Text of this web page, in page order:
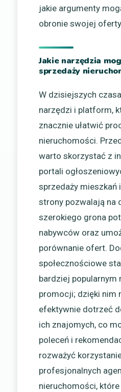
jakie argumenty
obronie swojej
Jakie narzędzia
sprzedaży
W dzisiejszych
narzędzi i platform,
znacznie ułatwić
nieruchomości.
warto skorzystać z
portali
sprzedaży mieszkań
strony pozwalają na
szerokiego grona
nabywców oraz
porównanie ofert.
społecznościowe
bardziej popularnym
promocji; dzięki nim
efektywnie dotrzeć
ich znajomych, co
poleceń i
rozważyć
profesjonalnych
nieruchomości,